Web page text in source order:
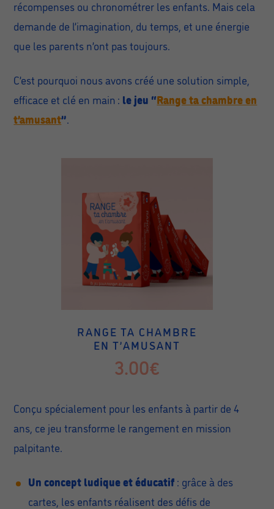
récompenses ou chronométrer les enfants. Mais cela
demande de l’imagination, du temps, et une énergie
que les parents n’ont pas toujours.
C’est pourquoi nous avons créé une solution simple,
efficace et clé en main : le jeu “Range ta chambre en
t’amusant”.
RANGE TA CHAMBRE
EN T’AMUSANT
3.00€
Conçu spécialement pour les enfants à partir de 4
ans, ce jeu transforme le rangement en mission
palpitante.
Un concept ludique et éducatif : grâce à des
cartes, les enfants réalisent des défis de